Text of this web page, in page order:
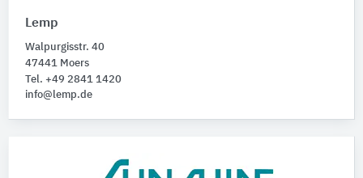
Lemp
Walpurgisstr. 40
47441 Moers
Tel. +49 2841 1420
info@lemp.de